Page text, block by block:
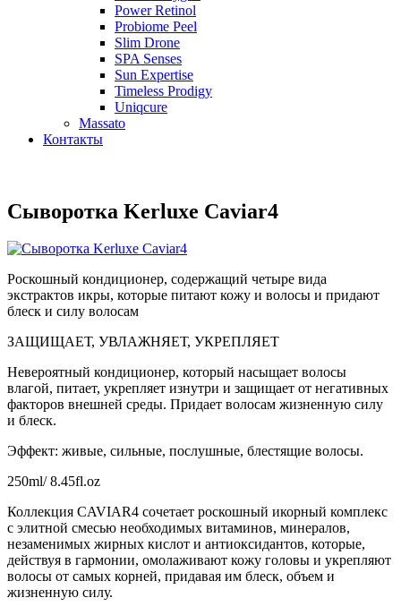
Power Retinol
Probiome Peel
Slim Drone
SPA Senses
Sun Expertise
Timeless Prodigy
Uniqcure
Massato
Контакты
Сыворотка Kerluxe Caviar4
Роскошный кондиционер, содержащий четыре вида
экстрактов икры, которые питают кожу и волосы и придают
блеск и силу волосам
ЗАЩИЩАЕТ, УВЛАЖНЯЕТ, УКРЕПЛЯЕТ
Невероятный кондиционер, который насыщает волосы
влагой, питает, укрепляет изнутри и защищает от негативных
факторов внешней среды. Придает волосам жизненную силу
и блеск.
Эффект: живые, сильные, послушные, блестящие волосы.
250ml/ 8.45fl.oz
Коллекция CAVIAR4 сочетает роскошный икорный комплекс
с элитной смесью необходимых витаминов, минералов,
незаменимых жирных кислот и антиоксидантов, которые,
действуя в гармонии, омолаживают кожу головы и укрепляют
волосы от самых корней, придавая им блеск, объем и
жизненную силу.